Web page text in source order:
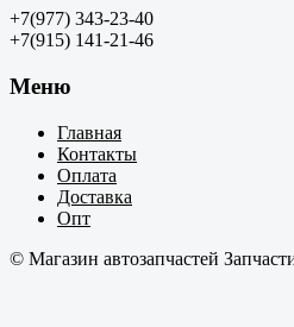
+7(977) 343-23-40
+7(915) 141-21-46
Меню
Главная
Контакты
Оплата
Доставка
Опт
© Магазин автозапчастей